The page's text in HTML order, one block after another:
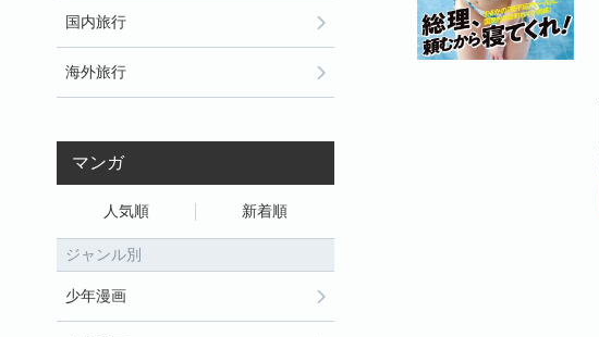
国内旅行
海外旅行
マンガ
人気順 新着順
ジャンル別
少年漫画